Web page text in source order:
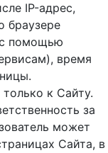
IP-адрес,
браузере
с помощью
время
к Сайту.
за
может
Сайта, в